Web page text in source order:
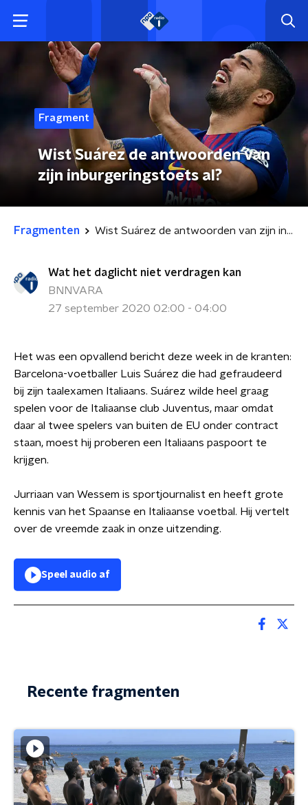
Fragment
Wist Suárez de antwoorden van
zijn inburgeringstoets al?
Fragmenten Wist Suárez de antwoorden van zijn inburgeringstoets al?
Wat het daglicht niet verdragen kan
BNNVARA
27 september 2020 02:00 - 04:00
Het was een opvallend bericht deze week in de kranten:
Barcelona-voetballer Luis Suárez die had gefraudeerd
bij zijn taalexamen Italiaans. Suárez wilde heel graag
spelen voor de Italiaanse club Juventus, maar omdat
daar al twee spelers van buiten de EU onder contract
staan, moest hij proberen een Italiaans paspoort te
krijgen.
Jurriaan van Wessem is sportjournalist en heeft grote
kennis van het Spaanse en Italiaanse voetbal. Hij vertelt
over de vreemde zaak in onze uitzending.
Speel audio af
Recente fragmenten